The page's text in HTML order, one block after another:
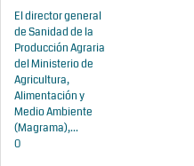
El director general
de Sanidad de la
Producción Agraria
del Ministerio de
Agricultura,
Alimentación y
Medio Ambiente
(Magrama),...
0